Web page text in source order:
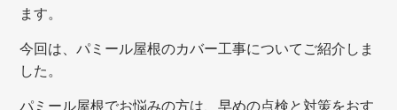
ます。
今回は、パミール屋根のカバー工事についてご紹介しま
した。
パミール屋根でお悩みの方は、早めの点検と対策をおす